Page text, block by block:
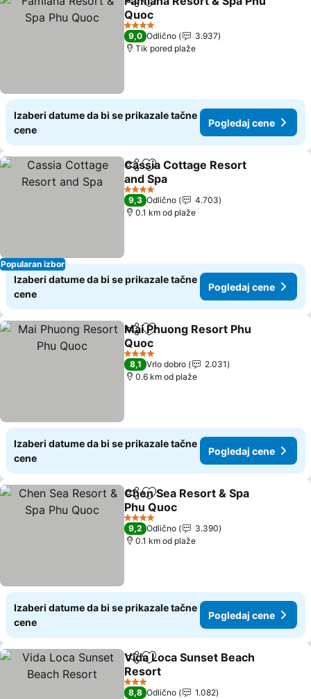
Deli Dodati u favorite
Quoc
Pogledaj cene
4 Zvezdice
9,0 Odlično
3.937
Tik pored plaže
Izaberi datume da bi se prikazale tačne
cene
Pogledaj cene
Popularan izbor
Deli Dodati u favorite
Cassia Cottage Resort
and Spa
Pogledaj cene
4 Zvezdice
9,3 Odlično
4.703
0.1 km od plaže
Izaberi datume da bi se prikazale tačne
cene
Pogledaj cene
Deli Dodati u favorite
Mai Phuong Resort Phu
Quoc
Pogledaj cene
4 Zvezdice
8,1 Vrlo dobro
2.031
0.6 km od plaže
Izaberi datume da bi se prikazale tačne
cene
Pogledaj cene
Deli Dodati u favorite
Chen Sea Resort & Spa
Phu Quoc
Pogledaj cene
4 Zvezdice
9,2 Odlično
3.390
0.1 km od plaže
Izaberi datume da bi se prikazale tačne
cene
Pogledaj cene
Deli Dodati u favorite
Vida Loca Sunset Beach
Resort
Pogledaj cene
3 Zvezdice
8,8 Odlično
1.082